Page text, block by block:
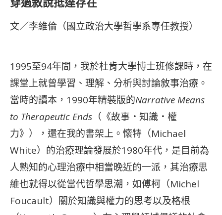
文／李維倫（國立政治大學哲學系專任教授）
1995至94年間，我於杜肯大學博士班修課時，在
課堂上就曾學習、理解、分析與討論敘事治療。
當時的讀本，1990年精裝版的Narrative Means
to Therapeutic Ends （《故事 ． 知識 ． 權
力》），還在我的書架上。懷特（Michael
White）的治療理論發展於1980年代，是目前為
人熟知的心理治療中相當晚近的一派，其治療思
維也就得以從當代哲學思潮，如傅柯（Michel
Foucault）關於知識與權力的思考以及格根